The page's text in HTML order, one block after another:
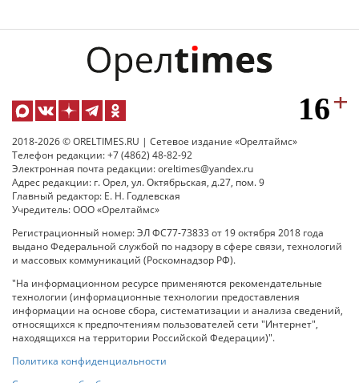
2018-2026 © ORELTIMES.RU | Сетевое издание «Орелтаймс»
Телефон редакции: +7 (4862) 48-82-92
Электронная почта редакции: oreltimes@yandex.ru
Адрес редакции: г. Орел, ул. Октябрьская, д.27, пом. 9
Главный редактор: Е. Н. Годлевская
Учредитель: ООО «Орелтаймс»
Регистрационный номер: ЭЛ ФС77-73833 от 19 октября 2018 года
выдано Федеральной службой по надзору в сфере связи, технологий
и массовых коммуникаций (Роскомнадзор РФ).
"На информационном ресурсе применяются рекомендательные
технологии (информационные технологии предоставления
информации на основе сбора, систематизации и анализа сведений,
относящихся к предпочтениям пользователей сети "Интернет",
находящихся на территории Российской Федерации)".
Политика конфиденциальности